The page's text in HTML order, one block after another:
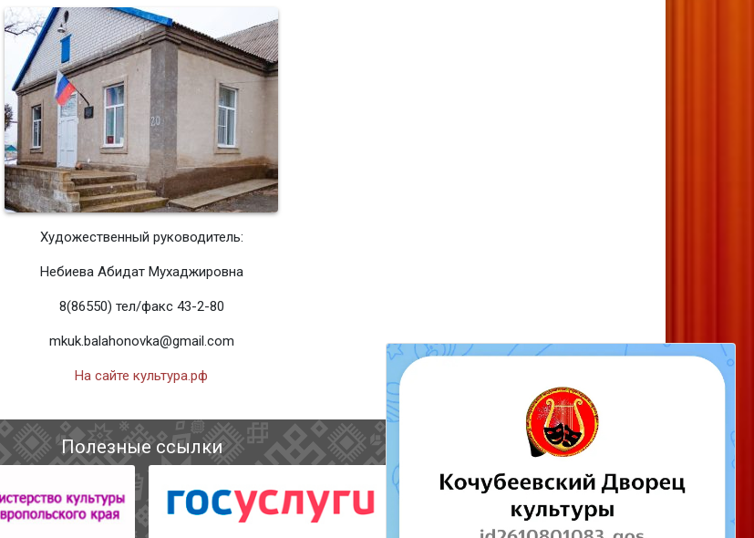
Художественный руководитель:
Небиева Абидат Мухаджировна
8(86550) тел/факс 43-2-80
mkuk.balahonovka@gmail.com
На сайте культура.рф
Полезные ссылки